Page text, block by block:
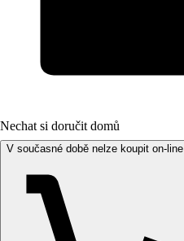
Nechat si doručit domů
V současné době nelze koupit on-line